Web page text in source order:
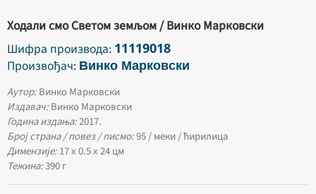
Ходали смо Светом земљом / Винко Марковски
Шифра производа: 11119018
Произвођач: Винко Марковски
Аутор:Винко Марковски
Издавач:Винко Марковски
Година издања:2017.
Број страна / повез / писмо:95 / меки / ћирилица
Димензије:17 х 0.5 х 24 цм
Тежина:390 г